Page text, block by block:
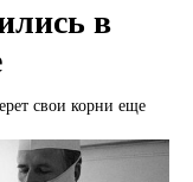
в
свои корни еще